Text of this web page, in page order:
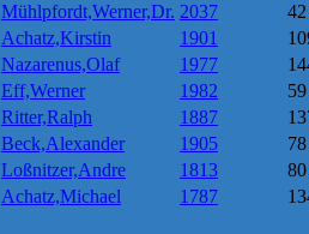
Mühlpfordt,Werner,Dr. 2037
42
Achatz,Kirstin 1901
Nazarenus,Olaf 1977
Eff,Werner 1982
59
Ritter,Ralph 1887
Beck,Alexander 1905
78
Loßnitzer,Andre 1813
80
Achatz,Michael 1787